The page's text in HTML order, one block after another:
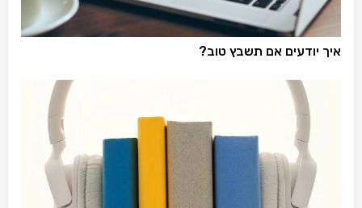
איך יודעים אם תשבץ טוב?